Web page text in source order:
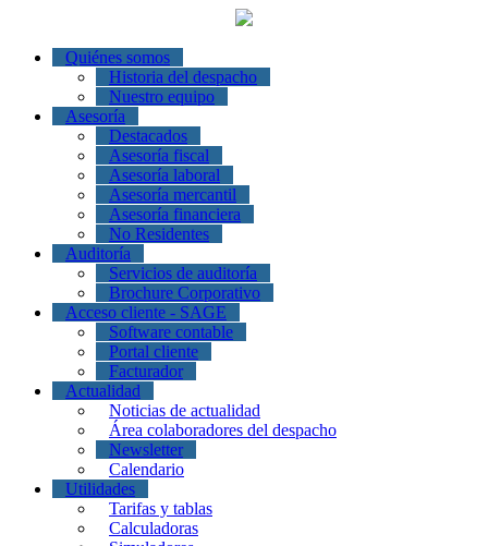
Quiénes somos
Historia del despacho
Nuestro equipo
Asesoría
Destacados
Asesoría fiscal
Asesoría laboral
Asesoría mercantil
Asesoría financiera
No Residentes
Auditoría
Servicios de auditoría
Brochure Corporativo
Acceso cliente - SAGE
Software contable
Portal cliente
Facturador
Actualidad
Noticias de actualidad
Área colaboradores del despacho
Newsletter
Calendario
Utilidades
Tarifas y tablas
Calculadoras